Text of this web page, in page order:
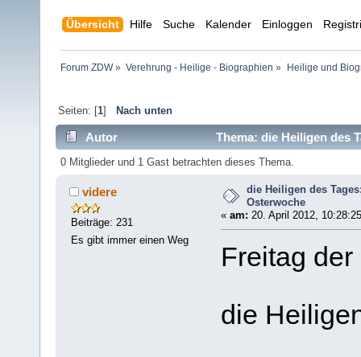
Übersicht Hilfe Suche Kalender Einloggen
Forum ZDW» Verehrung - Heilige - Biographien » Heilige und
Seiten: [1] Nach unten
Autor Thema: die Heiligen des
0 Mitglieder und 1 Gast betrachten dieses Thema.
videre
Beiträge: 231
Es gibt immer einen Weg
die Heiligen des
Osterwoche
« am: 20. April 2012,
Freitag
die